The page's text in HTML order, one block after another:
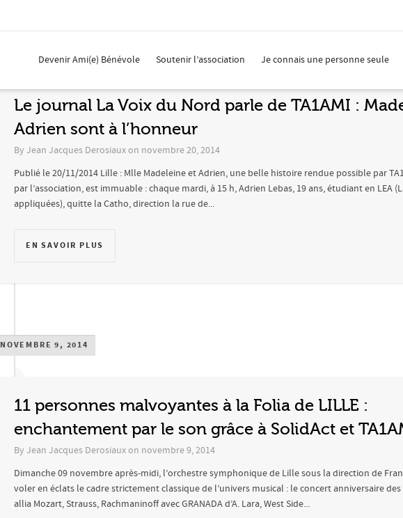
Devenir Ami(e) Bénévole Soutenir l’association Je connais une personne seule
Le journal La Voix du Nord parle de TA1AMI :
Adrien sont à l’honneur
By Jean Jacques Derosiauxon novembre 20, 2014
Publié le 20/11/2014 Lille : Mlle Madeleine et Adrien, une belle histoire rendue possible par
par l’association, est immuable : chaque mardi, à 15 h, Adrien Lebas, 19 ans, étudiant en LEA
appliquées), quitte la Catho, direction la rue de...
EN SAVOIR PLUS
NOVEMBRE 9, 2014
11 personnes malvoyantes à la Folia de LILLE :
enchantement par le son grâce à SolidAct et
By Jean Jacques Derosiauxon novembre 9, 2014
Dimanche 09 novembre après-midi, l’orchestre symphonique de Lille sous la direction de
voler en éclats le cadre strictement classique de l’univers musical : le concert anniversaire des
allia Mozart, Strauss, Rachmaninoff avec GRANADA d’A. Lara, West Side...